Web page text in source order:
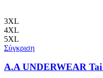
επιλογές
να
3XL
4XL
5XL
Σύγκριση
Α.A UNDERWEAR Tai